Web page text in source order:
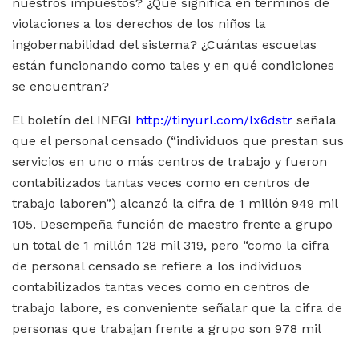
violaciones a los derechos de los niños la
ingobernabilidad del sistema? ¿Cuántas escuelas
están funcionando como tales y en qué condiciones
se encuentran?
El boletín del INEGI http://tinyurl.com/lx6dstr señala
que el personal censado (“individuos que prestan sus
servicios en uno o más centros de trabajo y fueron
contabilizados tantas veces como en centros de
trabajo laboren”) alcanzó la cifra de 1 millón 949 mil
105. Desempeña función de maestro frente a grupo
un total de 1 millón 128 mil 319, pero “como la cifra
de personal censado se refiere a los individuos
contabilizados tantas veces como en centros de
trabajo labore, es conveniente señalar que la cifra de
personas que trabajan frente a grupo son 978 mil